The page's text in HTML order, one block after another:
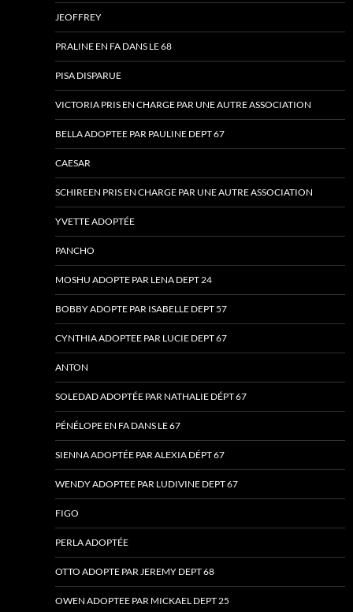
JEOFFREY
PRALINE EN FA DANS LE 68
PISA DISPARUE
VICTORIA PRIS EN CHARGE PAR UNE AUTRE ASSOCIATION
BELLA ADOPTEE PAR PAULINE DEPT 67
CAESAR
SCHIREEN PRIS EN CHARGE PAR UNE AUTRE ASSOCIATION
YVETTE ADOPTÉE
PANCHO
MOSHU ADOPTE PAR LENA DEPT 24
BOBBY ADOPTE PAR ISABELLE DEPT 57
CYNTHIA ADOPTEE PAR LUCIE DEPT 67
ANTON
SOLEDAD ADOPTÉE PAR NATHALIE DÉPT 67
PÉNÉLOPE EN FA DANS LE 67
SIENNA ADOPTÉE PAR ALEXIA DÉPT 67
WENDY ADOPTEE PAR LUDIVINE DEPT 67
FIGO
PERLA ADOPTÉE
OTTO ADOPTE PAR JEREMY DEPT 68
OWEN ADOPTEE PAR MICKAEL DEPT 25